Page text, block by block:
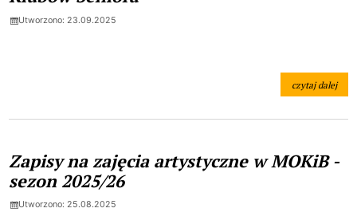
Utworzono: 23.09.2025
czytaj dalej
na temat: 31.
Zapisy na zajęcia artystyczne w MOKiB -
sezon 2025/26
Utworzono: 25.08.2025